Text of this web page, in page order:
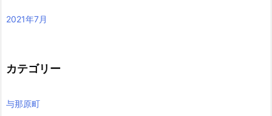
2021年7月
カテゴリー
与那原町